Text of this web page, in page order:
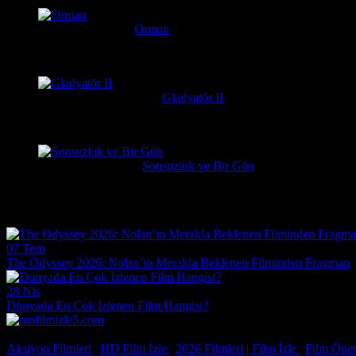
Orman
Gladyatör II
Sonsuzluk ve Bir Gün
07 Tem
The Odyssey 2026: Nolan’ın Merakla Beklenen Filminden Fragman
28 Nis
Dünyada En Çok İzlenen Film Hangisi?
Aksiyon Filmleri
HD Film İzle 2026 Filmleri | Film İzle Film